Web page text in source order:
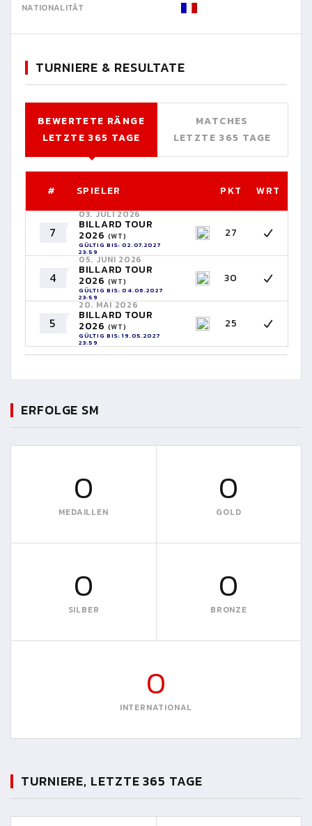
NATIONALITÄT
TURNIERE & RESULTATE
BEWERTETE RÄNGE
LETZTE 365 TAGE
MATCHES
LETZTE 365 TAGE
# SPIELER PKT WRT
7
03. JULI 2026
BILLARD TOUR
2026 (WT)
GÜLTIG BIS: 02.07.2027
23:59
27
4
05. JUNI 2026
BILLARD TOUR
2026 (WT)
GÜLTIG BIS: 04.06.2027
23:59
30
5
20. MAI 2026
BILLARD TOUR
2026 (WT)
GÜLTIG BIS: 19.05.2027
23:59
25
ERFOLGE SM
0
MEDAILLEN
0
GOLD
0
SILBER
0
BRONZE
0
INTERNATIONAL
TURNIERE, LETZTE 365 TAGE